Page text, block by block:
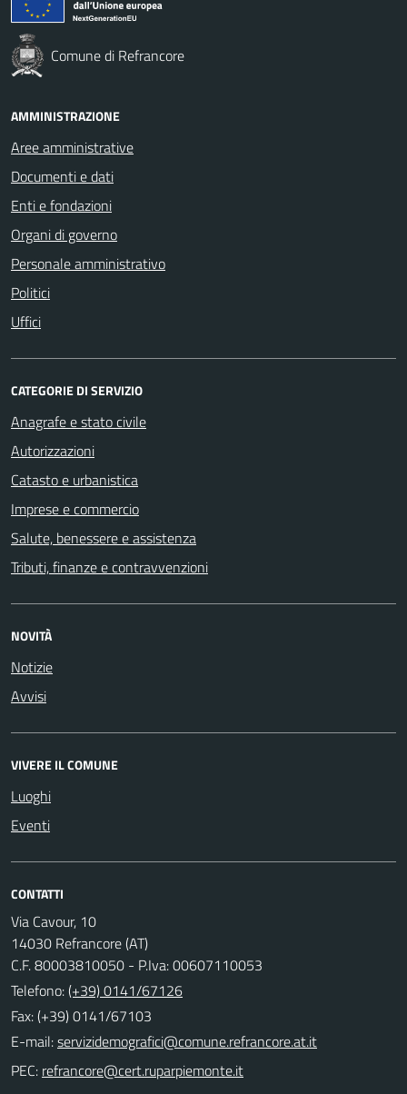
Comune di Refrancore
AMMINISTRAZIONE
Aree amministrative
Documenti e dati
Enti e fondazioni
Organi di governo
Personale amministrativo
Politici
Uffici
CATEGORIE DI SERVIZIO
Anagrafe e stato civile
Autorizzazioni
Catasto e urbanistica
Imprese e commercio
Salute, benessere e assistenza
Tributi, finanze e contravvenzioni
NOVITÀ
Notizie
Avvisi
VIVERE IL COMUNE
Luoghi
Eventi
CONTATTI
Via Cavour, 10
14030 Refrancore (AT)
C.F. 80003810050 - P.Iva: 00607110053
Telefono:(+39) 0141/67126
Fax: (+39) 0141/67103
E-mail:
PEC: